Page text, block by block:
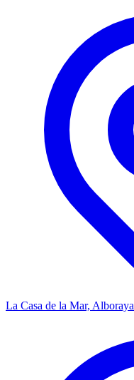
La Casa de la Mar, Alboraya